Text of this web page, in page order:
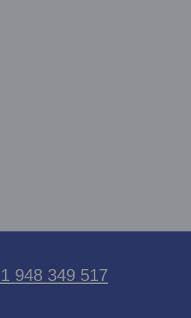
948 349 517